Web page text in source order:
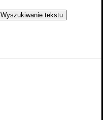
Wyszukiwanie tekstu